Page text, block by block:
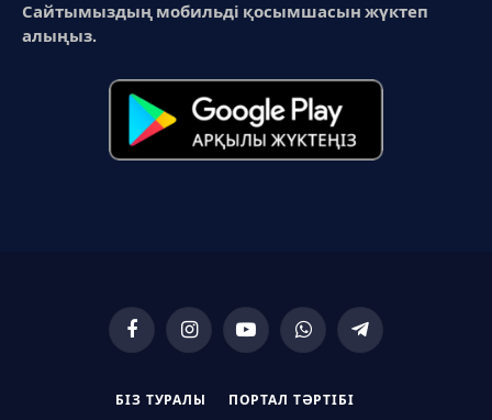
Сайтымыздың мобильді қосымшасын жүктеп
алыңыз.
FacebookInstagramYouTubeWhatsAppTelegram
БІЗ ТУРАЛЫ ПОРТАЛ ТӘРТІБІ